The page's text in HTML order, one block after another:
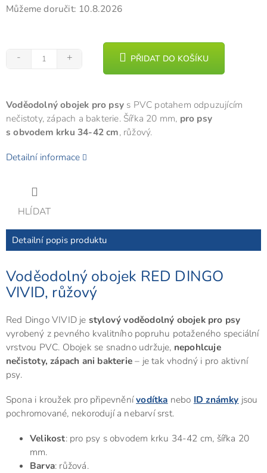
Můžeme doručit: 10.8.2026
PŘIDAT DO KOŠÍKU
Voděodolný obojek pro psy s PVC potahem odpuzujícím
nečistoty, zápach a bakterie. Šířka 20 mm, pro psy
s obvodem krku 34-42 cm, růžový.
Detailní informace
HLÍDAT
Detailní popis produktu
Voděodolný obojek RED DINGO
VIVID, růžový
Red Dingo VIVID je stylový voděodolný obojek pro psy
vyrobený z pevného kvalitního popruhu potaženého speciální
vrstvou PVC. Obojek se snadno udržuje, nepohlcuje
nečistoty, zápach ani bakterie– je tak vhodný i pro aktivní
psy.
Spona i kroužek pro připevněnívodítka nebo ID známky jsou
pochromované, nekorodují a nebarví srst.
Velikost: pro psy s obvodem krku 34-42 cm, šířka 20
mm.
Barva: růžová.